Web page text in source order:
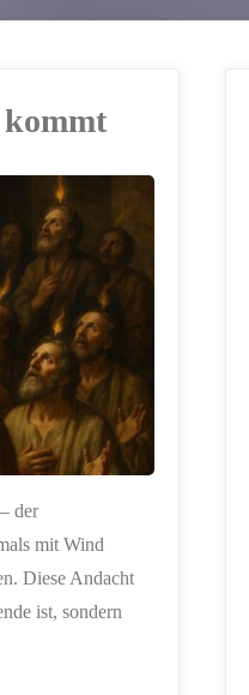
kommt
der
mit Wind
Diese Andacht
ist, sondern